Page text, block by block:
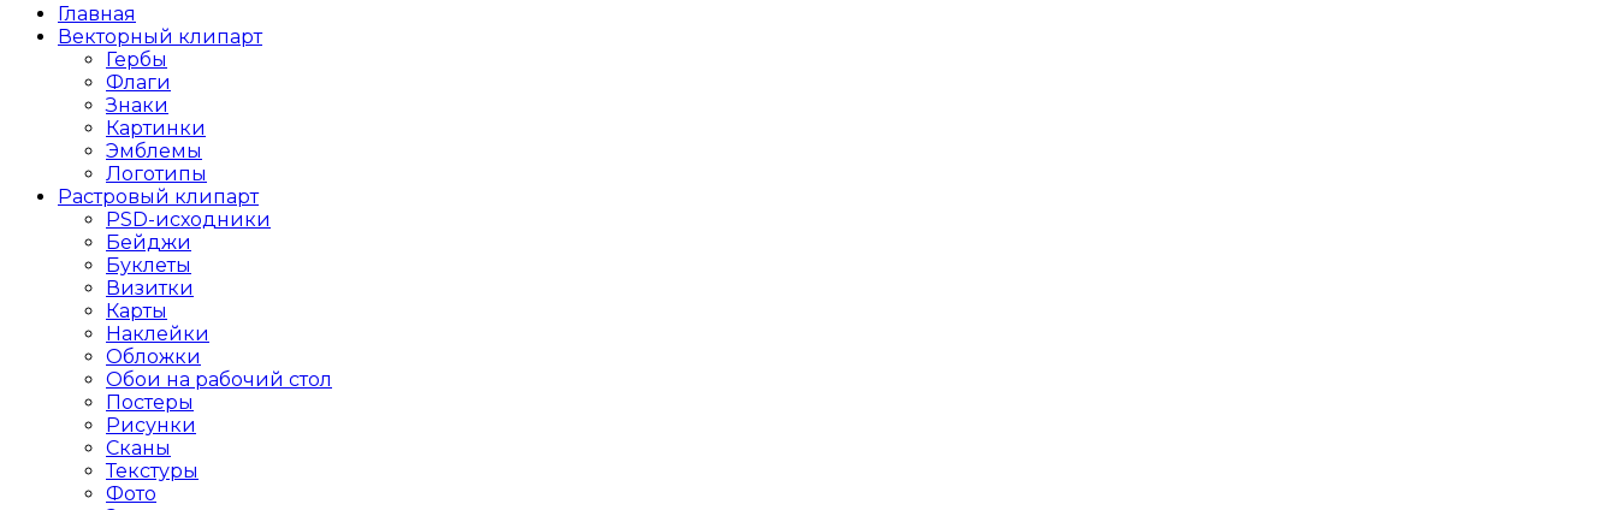
Главная
Векторный клипарт
Гербы
Флаги
Знаки
Картинки
Эмблемы
Логотипы
Растровый клипарт
PSD-исходники
Бейджи
Буклеты
Визитки
Карты
Наклейки
Обложки
Обои на рабочий стол
Постеры
Рисунки
Сканы
Текстуры
Фото